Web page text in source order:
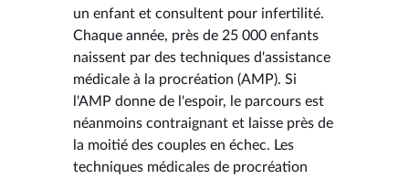
un enfant et consultent pour infertilité.
Chaque année, près de 25 000 enfants
naissent par des techniques d'assistance
médicale à la procréation (AMP). Si
l'AMP donne de l'espoir, le parcours est
néanmoins contraignant et laisse près de
la moitié des couples en échec. Les
techniques médicales de procréation